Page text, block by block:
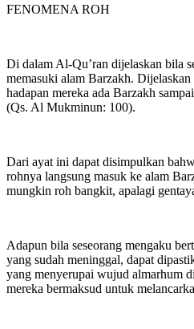
FENOMENA ROH
Di dalam Al-Qu’ran dijelaskan bila
memasuki alam Barzakh.
hadapan mereka ada Barzakh
(Qs. Al Mukminun: 100).
Dari ayat ini dapat disimpulkan
rohnya langsung masuk ke alam
mungkin roh bangkit, apalagi
Adapun bila seseorang mengaku
yang sudah meninggal, dapat
yang menyerupai wujud almarhum
mereka bermaksud untuk